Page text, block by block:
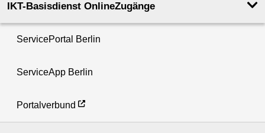
IKT-Basisdienst OnlineZugänge
ServicePortal Berlin
ServiceApp Berlin
Portalverbund